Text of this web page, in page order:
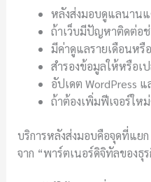
หลังส่งมอบดูแลนาน
ถ้าเว็บมีปัญหาติดต่อ
มีค่าดูแลรายเดือนหรื
สำรองข้อมูลให้หรือเ
อัปเดต WordPress
ถ้าต้องเพิ่มฟีเจอร์ใหม่
บริการหลังส่งมอบคือจุดที่แย
จาก “พาร์ตเนอร์ดิจิทัลของธุร